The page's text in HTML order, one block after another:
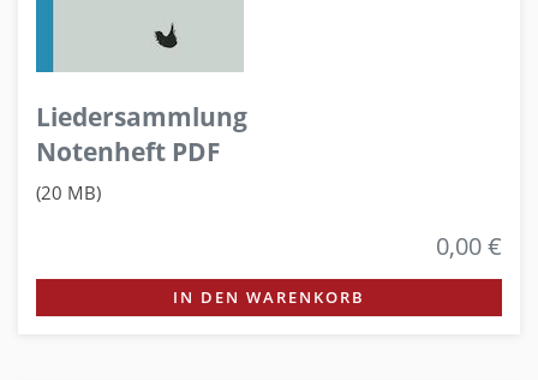
Liedersammlung
Notenheft PDF
(20 MB)
0,00 €
IN DEN WARENKORB